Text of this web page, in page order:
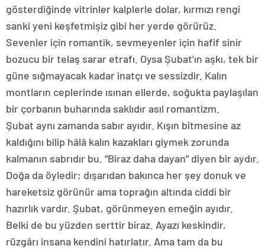
gösterdiğinde vitrinler kalplerle dolar, kırmızı rengi
sanki yeni keşfetmişiz gibi her yerde görürüz.
Sevenler için romantik, sevmeyenler için hafif sinir
bozucu bir telaş sarar etrafı. Oysa Şubat’ın aşkı, tek bir
güne sığmayacak kadar inatçı ve sessizdir. Kalın
montların ceplerinde ısınan ellerde, soğukta paylaşılan
bir çorbanın buharında saklıdır asıl romantizm.
Şubat aynı zamanda sabır ayıdır. Kışın bitmesine az
kaldığını bilip hâlâ kalın kazakları giymek zorunda
kalmanın sabrıdır bu. “Biraz daha dayan” diyen bir aydır.
Doğa da öyledir; dışarıdan bakınca her şey donuk ve
hareketsiz görünür ama toprağın altında ciddi bir
hazırlık vardır. Şubat, görünmeyen emeğin ayıdır.
Belki de bu yüzden serttir biraz. Ayazı keskindir,
rüzgârı insana kendini hatırlatır. Ama tam da bu